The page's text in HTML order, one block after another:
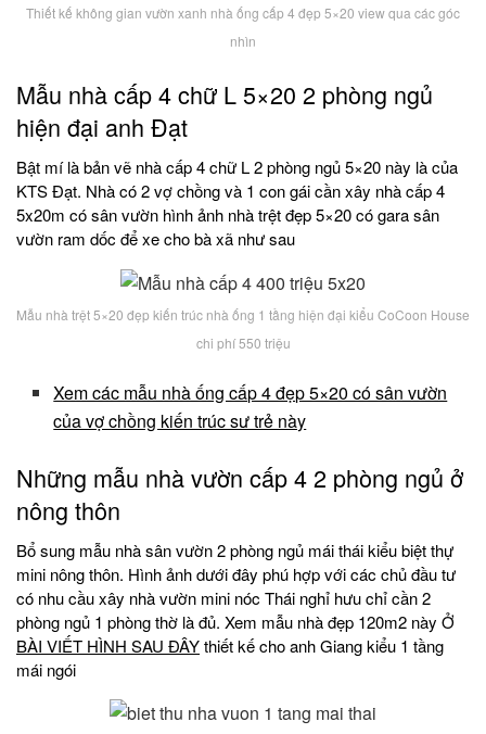
Thiết kế không gian vườn xanh nhà ống cấp 4 đẹp 5×20 view qua các góc
nhìn
Mẫu nhà cấp 4 chữ L 5×20 2 phòng ngủ
hiện đại anh Đạt
Bật mí là bản vẽ nhà cấp 4 chữ L 2 phòng ngủ 5×20 này là của
KTS Đạt. Nhà có 2 vợ chồng và 1 con gái cần xây nhà cấp 4
5x20m có sân vườn hình ảnh nhà trệt đẹp 5×20 có gara sân
vườn ram dốc để xe cho bà xã như sau
Mẫu nhà trệt 5×20 đẹp kiến trúc nhà ống 1 tầng hiện đại kiểu CoCoon House
chi phí 550 triệu
Xem các mẫu nhà ống cấp 4 đẹp 5×20 có sân vườn
của vợ chồng kiến trúc sư trẻ này
Những mẫu nhà vườn cấp 4 2 phòng ngủ ở
nông thôn
Bổ sung mẫu nhà sân vườn 2 phòng ngủ mái thái kiểu biệt thự
mini nông thôn. Hình ảnh dưới đây phú hợp với các chủ đầu tư
có nhu cầu xây nhà vườn mini nóc Thái nghỉ hưu chỉ cần 2
phòng ngủ 1 phòng thờ là đủ. Xem mẫu nhà đẹp 120m2 này Ở
BÀI VIẾT HÌNH SAU ĐÂYthiết kế cho anh Giang kiểu 1 tầng
mái ngói